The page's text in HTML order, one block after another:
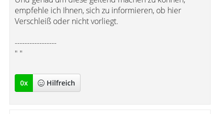
empfehle ich Ihnen, sich zu informieren, ob hier
Verschleiß oder nicht vorliegt.
-----------------
" "
0x Hilfreich